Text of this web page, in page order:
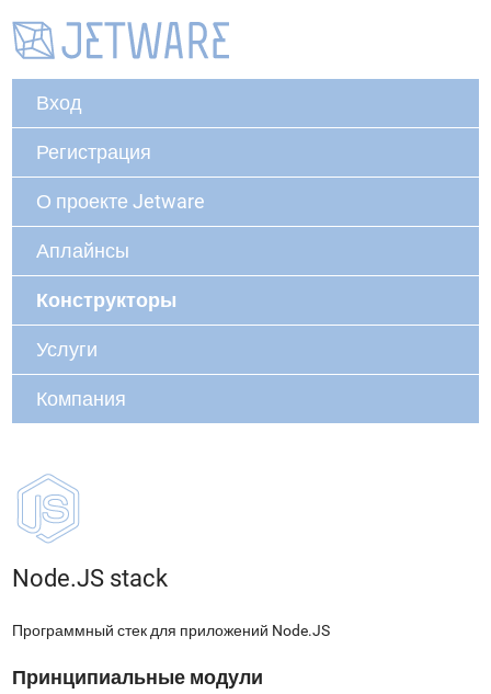
Вход
Регистрация
О проекте Jetware
Аплайнсы
Конструкторы
Услуги
Компания
Node.JS stack
Программный стек для приложений Node.JS
Принципиальные модули